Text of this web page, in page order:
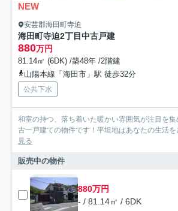
NEW
安芸郡海田町寺迫
海田町寺迫2丁目中古戸建
880万円
81.14㎡ (6DK) /築48年 /2階建
山陽本線「海田市」駅 徒歩32分
公共下水
和室の持つ、落ち着いた暖かい雰囲気が注目を
古一戸建ての物件です！平坦地はあなたの生活
見る
販売中の物件
880万円
- / 81.14㎡ / 6DK